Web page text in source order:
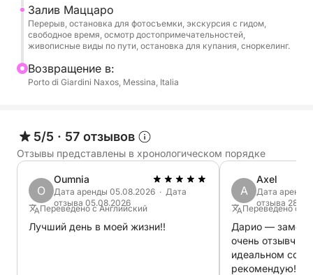
кристально чистых водах и насладиться нашим
бесплатным просекко.
Залив Маццаро
Перерыв, остановка для фотосъемки, экскурсия с гидом,
свободное время, осмотр достопримечательностей,
живописные виды по пути, остановка для купания, сноркелинг.
Bозвращение в:
Porto di Giardini Naxos, Messina, Italia
5/5 · 57 отзывов
Отзывы представлены в хронологическом порядке
O
Oumnia
Дата аренды 05.08.2026 · Дата
отзыва 05.08.2026
Переведено с Английский
Лучший день в моей жизни!!
A
Axel
Дата аренды
отзыва
Переведено с
Дарио —
очень
идеальном состоянии.
рекомендую!